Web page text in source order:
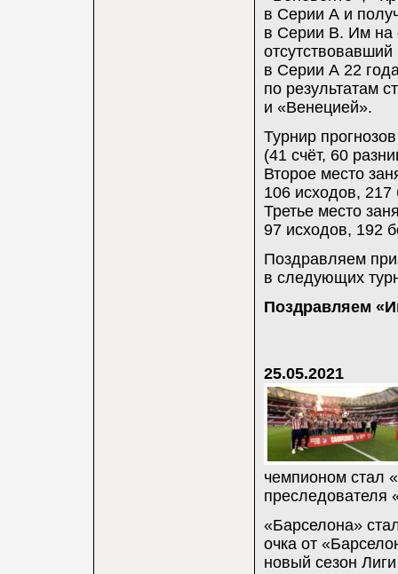
в Серии A и
в Серии B. Им на
в Серии A 22
по результатам
и «Венецией».
Турнир
(41 счёт, 60
Второе место
106 исходов, 217
Третье место
97 исходов, 192
Поздравляем
в следующих
Поздравляем
25.05.2021
чемпионом стал
преследователя
«Барселона»
очка от
новый сезон